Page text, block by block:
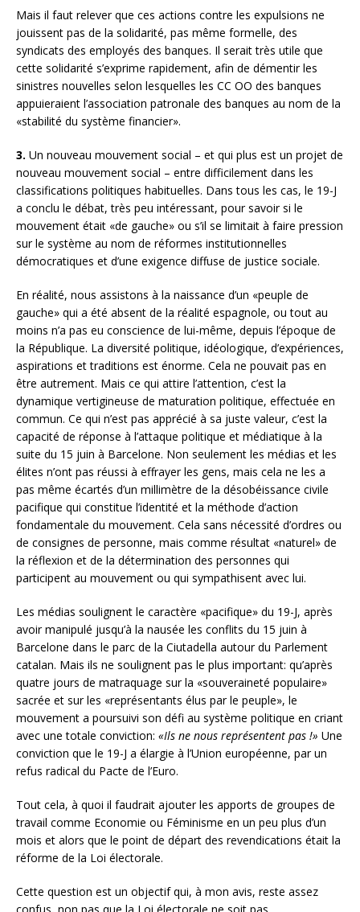
Mais il faut relever que ces actions contre les expulsions ne
jouissent pas de la solidarité, pas même formelle, des
syndicats des employés des banques. Il serait très utile que
cette solidarité s’exprime rapidement, afin de démentir les
sinistres nouvelles selon lesquelles les CC OO des banques
appuieraient l’association patronale des banques au nom de la
«stabilité du système financier».
3. Un nouveau mouvement social – et qui plus est un projet de
nouveau mouvement social – entre difficilement dans les
classifications politiques habituelles. Dans tous les cas, le 19-J
a conclu le débat, très peu intéressant, pour savoir si le
mouvement était «de gauche» ou s’il se limitait à faire pression
sur le système au nom de réformes institutionnelles
démocratiques et d’une exigence diffuse de justice sociale.
En réalité, nous assistons à la naissance d’un «peuple de
gauche» qui a été absent de la réalité espagnole, ou tout au
moins n’a pas eu conscience de lui-même, depuis l’époque de
la République. La diversité politique, idéologique, d’expériences,
aspirations et traditions est énorme. Cela ne pouvait pas en
être autrement. Mais ce qui attire l’attention, c’est la
dynamique vertigineuse de maturation politique, effectuée en
commun. Ce qui n’est pas apprécié à sa juste valeur, c’est la
capacité de réponse à l’attaque politique et médiatique à la
suite du 15 juin à Barcelone. Non seulement les médias et les
élites n’ont pas réussi à effrayer les gens, mais cela ne les a
pas même écartés d’un millimètre de la désobéissance civile
pacifique qui constitue l’identité et la méthode d’action
fondamentale du mouvement. Cela sans nécessité d’ordres ou
de consignes de personne, mais comme résultat «naturel» de
la réflexion et de la détermination des personnes qui
participent au mouvement ou qui sympathisent avec lui.
Les médias soulignent le caractère «pacifique» du 19-J, après
avoir manipulé jusqu’à la nausée les conflits du 15 juin à
Barcelone dans le parc de la Ciutadella autour du Parlement
catalan. Mais ils ne soulignent pas le plus important: qu’après
quatre jours de matraquage sur la «souveraineté populaire»
sacrée et sur les «représentants élus par le peuple», le
mouvement a poursuivi son défi au système politique en criant
avec une totale conviction: «Ils ne nous représentent pas !» Une
conviction que le 19-J a élargie à l’Union européenne, par un
refus radical du Pacte de l’Euro.
Tout cela, à quoi il faudrait ajouter les apports de groupes de
travail comme Economie ou Féminisme en un peu plus d’un
mois et alors que le point de départ des revendications était la
réforme de la Loi électorale.
Cette question est un objectif qui, à mon avis, reste assez
confus, non pas que la Loi électorale ne soit pas